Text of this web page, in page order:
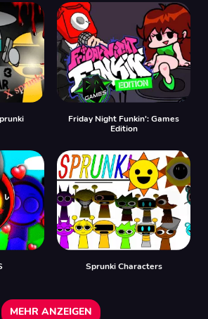
Friday Night Funkin': Games
Edition
Sprunki Characters
MEHR ANZEIGEN